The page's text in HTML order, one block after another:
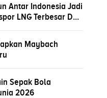
Antar Indonesia Jadi
LNG Terbesar D...
Maybach
Sepak Bola
2026